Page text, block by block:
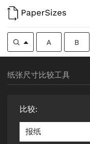
A B
纸张尺寸比较工具
比较:
报纸